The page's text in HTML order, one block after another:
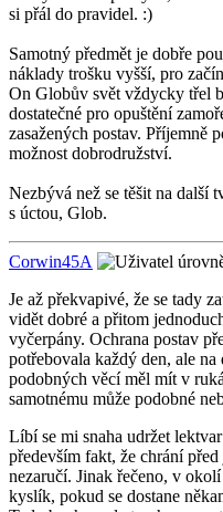
si přál do pravidel. :)
Samotný předmět je dobře
náklady trošku vyšší, pro
On Globův svět vždycky třel
dostatečné pro opuštění
zasažených postav. Příjemně
možnost dobrodružství.
Nezbývá než se těšit na další
s úctou, Glob.
Corwin45A
Je až překvapivé, že se tady
vidět dobré a přitom
vyčerpány. Ochrana postav
potřebovala každý den, ale
podobných věcí měl mít v
samotnému může podobné
Líbí se mi snaha udržet
především fakt, že chrání
nezaručí. Jinak řečeno, v
kyslík, pokud se dostane